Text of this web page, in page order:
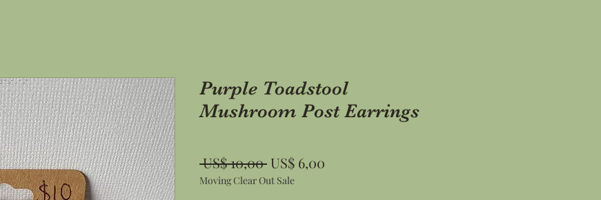
Purple Toadstool
Mushroom Post Earrings
US$ 10,00 Preço
normal
US$ 6,00
Moving Clear Out Sale